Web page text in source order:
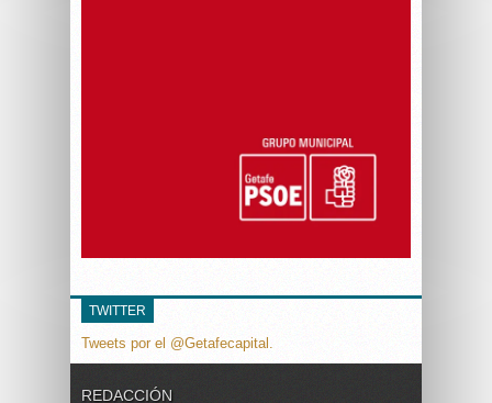
TWITTER
Tweets por el @Getafecapital.
REDACCIÓN